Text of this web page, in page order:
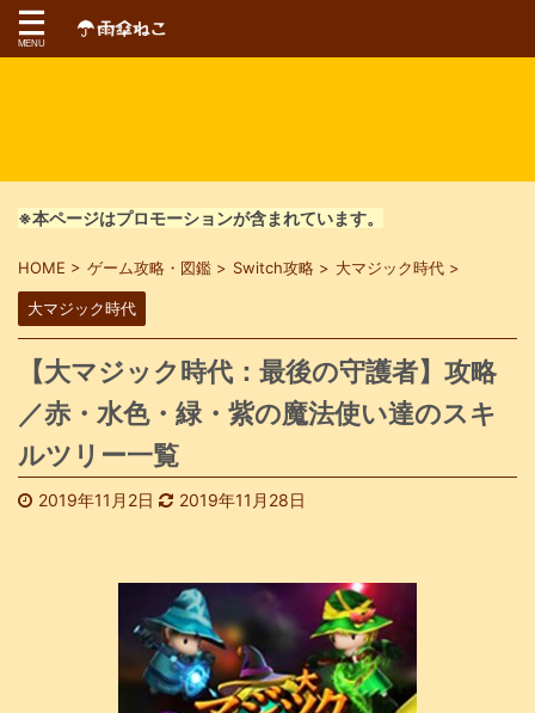
※本ページはプロモーションが含まれています。
HOME > ゲーム攻略・図鑑 > Switch攻略 > 大マジック時代 >
大マジック時代
【大マジック時代：最後の守護者】攻略
／赤・水色・緑・紫の魔法使い達のスキ
ルツリー一覧
2019年11月2日 2019年11月28日